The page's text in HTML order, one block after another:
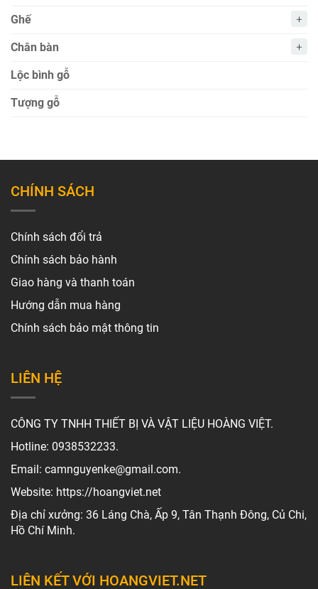
Ghế
Chân bàn
Lộc bình gỗ
Tượng gỗ
CHÍNH SÁCH
Chính sách đổi trả
Chính sách bảo hành
Giao hàng và thanh toán
Hướng dẫn mua hàng
Chính sách bảo mật thông tin
LIÊN HỆ
CÔNG TY TNHH THIẾT BỊ VÀ VẬT LIỆU HOÀNG VIỆT.
Hotline: 0938532233.
Email: camnguyenke@gmail.com.
Website: https://hoangviet.net
Địa chỉ xưởng: 36 Láng Chà, Ấp 9, Tân Thạnh Đông, Củ Chi,
Hồ Chí Minh.
LIÊN KẾT VỚI HOANGVIET.NET